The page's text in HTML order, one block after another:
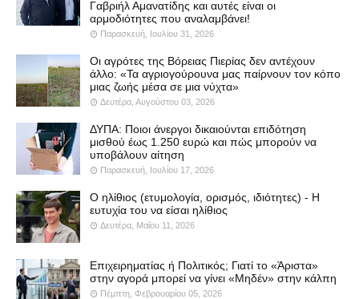
Γαβριήλ Αμανατίδης και αυτές είναι οι
αρμοδιότητες που αναλαμβάνει!
Παρασκευή, Ιουλίου 31, 2026
Οι αγρότες της Βόρειας Πιερίας δεν αντέχουν
άλλο: «Τα αγριογούρουνα μας παίρνουν τον κόπο
μιας ζωής μέσα σε μια νύχτα»
Δευτέρα, Αυγούστου 03, 2026
ΔΥΠΑ: Ποιοι άνεργοι δικαιούνται επιδότηση
μισθού έως 1.250 ευρώ και πώς μπορούν να
υποβάλουν αίτηση
Παρασκευή, Ιουλίου 17, 2026
Ο ηλίθιος (ετυμολογία, ορισμός, ιδιότητες) - Η
ευτυχία του να είσαι ηλίθιος
Δευτέρα, Μαΐου 11, 2026
Επιχειρηματίας ή Πολιτικός; Γιατί το «Άριστα»
στην αγορά μπορεί να γίνει «Μηδέν» στην κάλπη
Πέμπτη, Φεβρουαρίου 05, 2026